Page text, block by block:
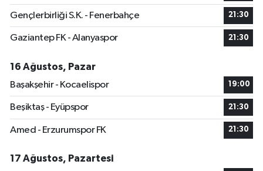
Gençlerbirliği S.K. - Fenerbahçe 21:30
Gaziantep FK - Alanyaspor 21:30
16 Ağustos, Pazar
Başakşehir - Kocaelispor
19:00
Beşiktaş - Eyüpspor 21:30
Amed - Erzurumspor FK 21:30
17 Ağustos, Pazartesi